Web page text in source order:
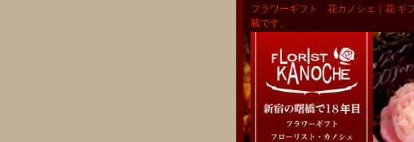
フラワーギフト 花カノシェ｜花 ギ
載です。